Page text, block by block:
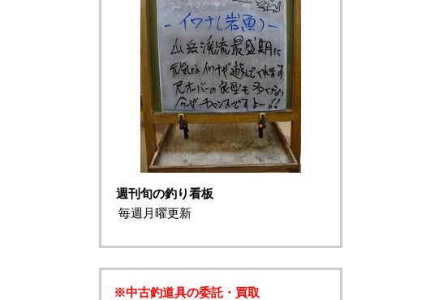
週刊旬の釣り看板
毎週月曜更新
※中古釣道具の委託・買取